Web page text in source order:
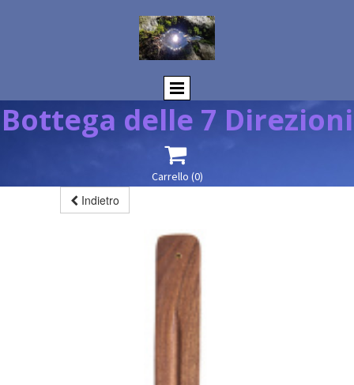
Bottega delle 7 Direzioni

Carrello (0)
Indietro